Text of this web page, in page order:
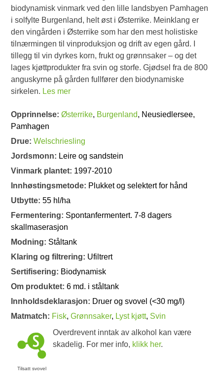
biodynamisk vinmark ved den lille landsbyen Pamhagen
i solfylte Burgenland, helt øst i Østerrike. Meinklang er
den vingården i Østerrike som har den mest holistiske
tilnærmingen til vinproduksjon og drift av egen gård. I
tillegg til vin dyrkes korn, frukt og grønnsaker – og det
lages kjøttprodukter fra svin og storfe. Gjødsel fra de 800
anguskyrne på gården fullfører den biodynamiske
sirkelen. Les mer
Opprinnelse:Østerrike, Burgenland, Neusiedlersee,
Pamhagen
Drue:Welschriesling
Jordsmonn: Leire og sandstein
Vinmark plantet: 1997-2010
Innhøstingsmetode: Plukket og selektert for hånd
Utbytte:55 hl/ha
Fermentering: Spontanfermentert. 7-8 dagers
skallmaserasjon
Modning: Ståltank
Klaring og filtrering: Ufiltrert
Sertifisering: Biodynamisk
Om produktet:6 md. i ståltank
Innholdsdeklarasjon: Druer og svovel (<30 mg/l)
Matmatch: Fisk,Grønnsaker, Lyst kjøtt, Svin
Tilsatt svovel
Overdrevent inntak av alkohol kan være
skadelig. For mer info, klikk her.